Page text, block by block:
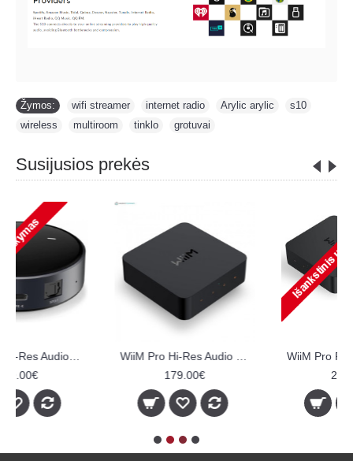
Žymos: wifi streamer internet radio Arylic arylic s10
wireless
multiroom tinklo grotuvai
Susijusios prekės
WiiM Pro Plus Hi-Res Audio Streamer
SMART HYDE multiroom amplifier